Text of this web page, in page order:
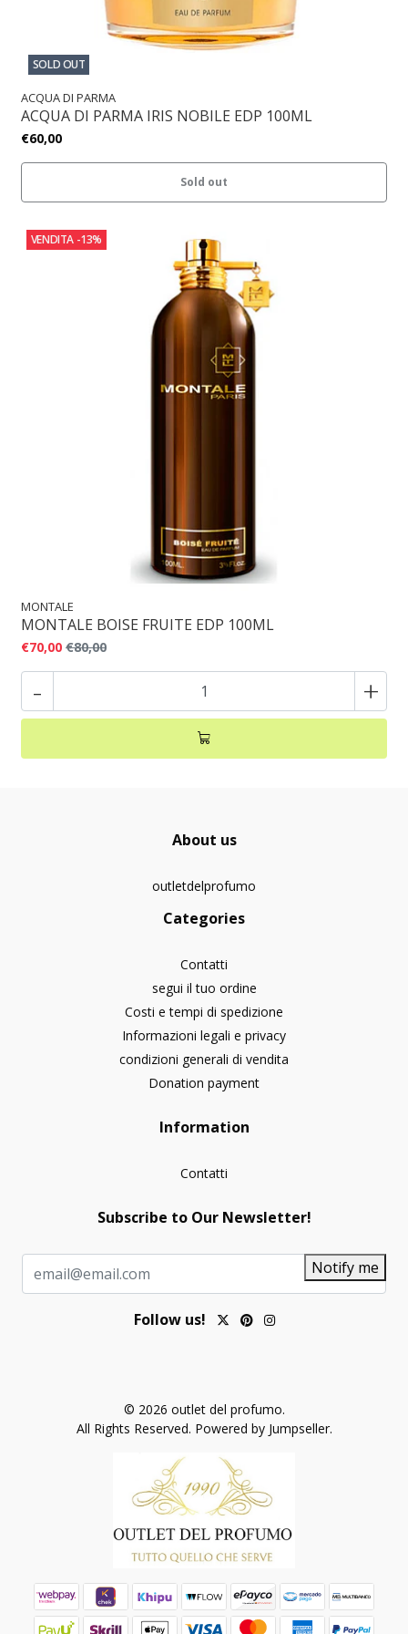
SOLD OUT
ACQUA DI PARMA
ACQUA DI PARMA IRIS NOBILE EDP 100ML
€60,00
Sold out
VENDITA -13%
MONTALE
MONTALE BOISE FRUITE EDP 100ML
€70,00 €80,00
- +
About us
outletdelprofumo
Categories
Contatti
segui il tuo ordine
Costi e tempi di spedizione
Informazioni legali e privacy
condizioni generali di vendita
Donation payment
Information
Contatti
Subscribe to Our Newsletter!
Notify me
Follow us!
© 2026 outlet del profumo.
All Rights Reserved. Powered by Jumpseller.